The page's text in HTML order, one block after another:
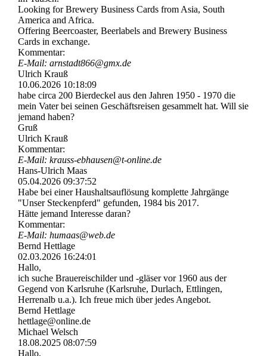
Looking for Brewery Business Cards from Asia, South
America and Africa.
Offering Beercoaster, Beerlabels and Brewery Business
Cards in exchange.
Kommentar:
E-Mail: arnstadt866@gmx.de
Ulrich Krauß
10.06.2026 10:18:09
habe circa 200 Bierdeckel aus den Jahren 1950 - 1970 die
mein Vater bei seinen Geschäftsreisen gesammelt hat. Will sie
jemand haben?
Gruß
Ulrich Krauß
Kommentar:
E-Mail: krauss-­ebhausen@­t-­online.­de
Hans-Ulrich Maas
05.04.2026 09:37:52
Habe bei einer Haushaltsauflösung komplette Jahrgänge
"Unser Steckenpferd" gefunden, 1984 bis 2017.
Hätte jemand Interesse daran?
Kommentar:
E-Mail: humaas@web.de
Bernd Hettlage
02.03.2026 16:24:01
Hallo,
ich suche Brauereischilder und -gläser vor 1960 aus der
Gegend von Karlsruhe (Karlsruhe, Durlach, Ettlingen,
Herrenalb u.a.). Ich freue mich über jedes Angebot.
Bernd Hettlage
hettlage@online.de
Michael Welsch
18.08.2025 08:07:59
Hallo,